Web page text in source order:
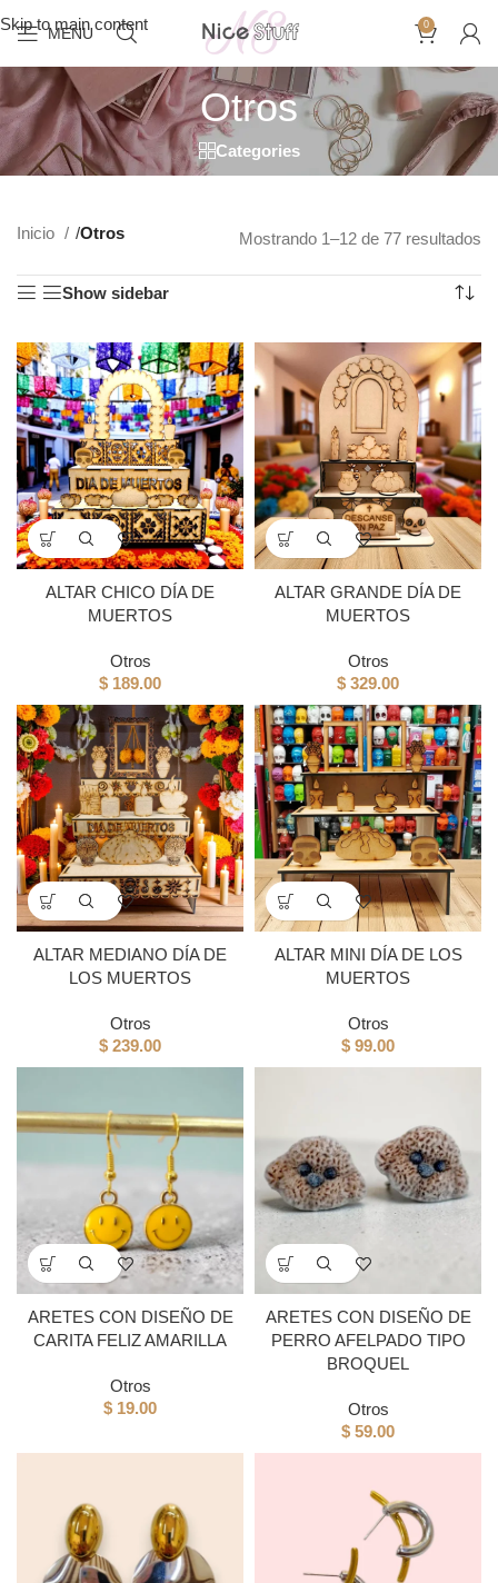
Skip to main content
MENU 0
Otros
Categories
Inicio /Otros Mostrando 1–12 de 77 resultados
Show sidebar
ALTAR CHICO DÍA DE
MUERTOS
Otros
$ 189.00
ALTAR GRANDE DÍA DE
MUERTOS
Otros
$ 329.00
ALTAR MEDIANO DÍA DE
LOS MUERTOS
Otros
$ 239.00
ALTAR MINI DÍA DE LOS
MUERTOS
Otros
$ 99.00
ARETES CON DISEÑO DE
CARITA FELIZ AMARILLA
Otros
$ 19.00
ARETES CON DISEÑO DE
PERRO AFELPADO TIPO
BROQUEL
Otros
$ 59.00